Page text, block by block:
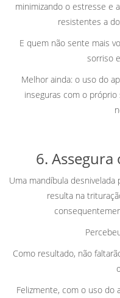
minimizando o estresse e
resistentes a
E quem não sente mais
sorriso
Melhor ainda: o uso do
inseguras com o
6.
Uma mandíbula
resulta na
Como resultado, não
Felizmente, com o uso do